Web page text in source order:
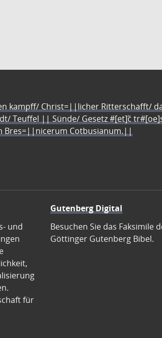
kampff/ Christ=||licher Ritterschafft/
Teuffel || Sünde/ Gesetz #[et]c̃
Bres=||nicerum Cotbusianum.||
und
für
Gutenberg Digital
Besuchen Sie das Faksimile
Göttinger Gutenberg Bibel.